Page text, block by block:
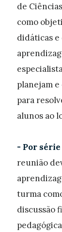
de
como
didáticas
planejam
para
alunos ao
- Por série
reunião
turma
discussão